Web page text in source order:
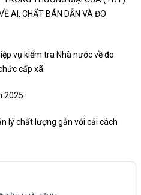
AI, CHẤT BÁN DẪN VÀ ĐO
vụ kiểm tra Nhà nước về đo
cấp xã
2025
lý chất lượng gắn với cải cách